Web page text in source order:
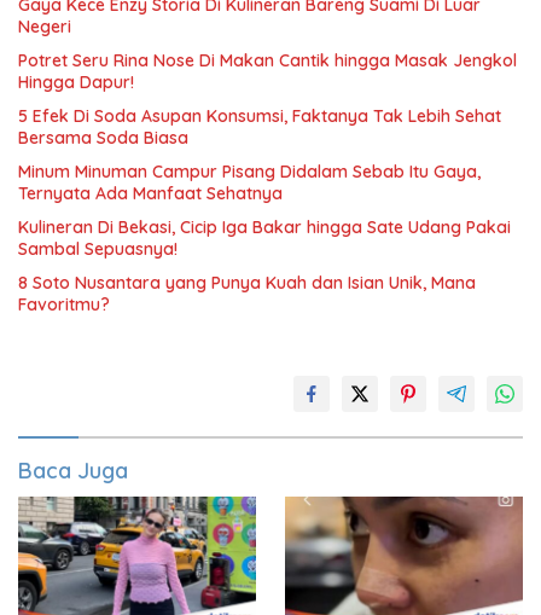
Gaya Kece Enzy Storia Di Kulineran Bareng Suami Di Luar
Negeri
Potret Seru Rina Nose Di Makan Cantik hingga Masak Jengkol
Hingga Dapur!
5 Efek Di Soda Asupan Konsumsi, Faktanya Tak Lebih Sehat
Bersama Soda Biasa
Minum Minuman Campur Pisang Didalam Sebab Itu Gaya,
Ternyata Ada Manfaat Sehatnya
Kulineran Di Bekasi, Cicip Iga Bakar hingga Sate Udang Pakai
Sambal Sepuasnya!
8 Soto Nusantara yang Punya Kuah dan Isian Unik, Mana
Favoritmu?
Baca Juga